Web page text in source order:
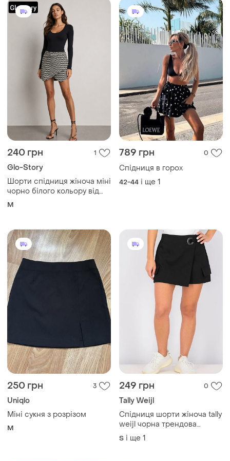
240 грн 1
Glo-Story
Шорти спідниця жіноча міні
чорно білого кольору від
бренду glo story 40
M
789 грн 0
Спідниця в горох
42-44 і ще 1
250 грн 3
Uniqlo
Міні сукня з розрізом
M
249 грн 0
Tally Weijl
Спідниця шорти жіноча tally
weijl чорна трендова
спідниця 38
S і ще 1